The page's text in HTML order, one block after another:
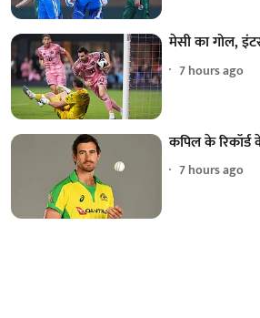
मेसी का गोल,
7 hours ago
कपिल के रिकॉर्ड
7 hours ago